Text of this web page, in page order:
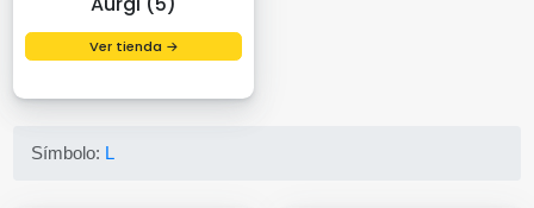
Ver tienda →
Símbolo: L